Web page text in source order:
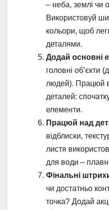
– неба, землі чи
Використовуй
кольори, щоб
деталями.
Додай основні
головні об’єкти
людей). Працюй
деталей:
елементи.
Працюй над
відблиски,
листя
для води –
Фінальні
чи достатньо
точка? Додай